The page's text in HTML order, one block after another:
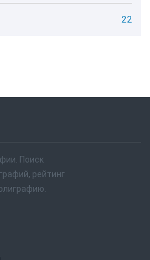
22
Поиск
рейтинг